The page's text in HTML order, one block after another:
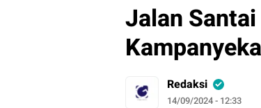
Jalan
Redaksi
14/09/2024 - 12:33